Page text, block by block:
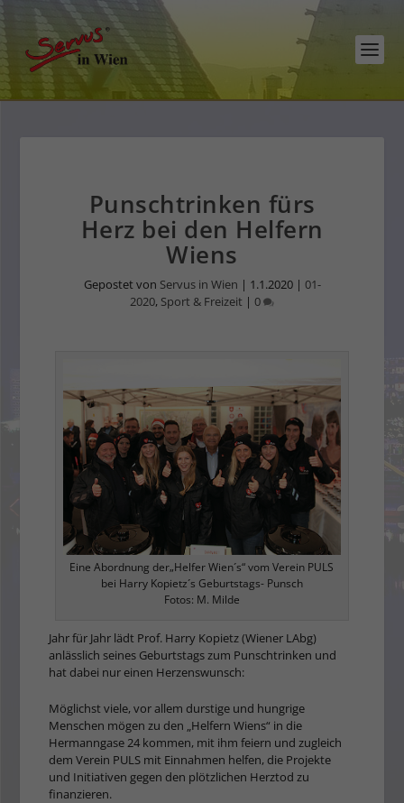
Punschtrinken fürs
Herz bei den Helfern
Wiens
Gepostet von Servus in Wien | 1.1.2020| 01-
2020, Sport & Freizeit | 0
Eine Abordnung der„Helfer Wien´s“ vom Verein PULS
bei Harry Kopietz´s Geburtstags- Punsch
Fotos: M. Milde
Jahr für Jahr lädt Prof. Harry Kopietz (Wiener LAbg)
anlässlich seines Geburtstags zum Punschtrinken und
hat dabei nur einen Herzenswunsch:
Möglichst viele, vor allem durstige und hungrige
Menschen mögen zu den „Helfern Wiens“ in die
Hermanngase 24 kommen, mit ihm feiern und zugleich
dem Verein PULS mit Einnahmen helfen, die Projekte
und Initiativen gegen den plötz­lichen Herztod zu
finanzieren.